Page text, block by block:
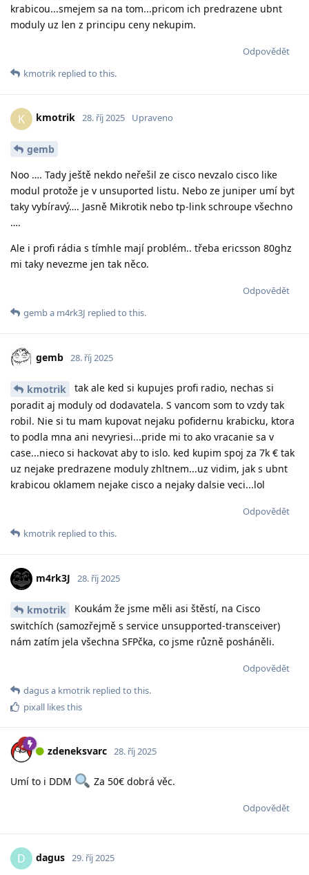
krabicou...smejem sa na tom...pricom ich predrazene ubnt
moduly uz len z principu ceny nekupim.
Odpovědět
kmotrik replied to this.
K kmotrik 28. říj 2025 Upraveno
gemb
Noo …. Tady ještě nekdo neřešil ze cisco nevzalo cisco like
modul protože je v unsuported listu. Nebo ze juniper umí byt
taky vybíravý…. Jasně Mikrotik nebo tp-link schroupe všechno
….
Ale i profi rádia s tímhle mají problém.. třeba ericsson 80ghz
mi taky nevezme jen tak něco.
Odpovědět
gemba m4rk3J replied to this.
gemb 28. říj 2025
kmotrik
tak ale ked si kupujes profi radio, nechas si
poradit aj moduly od dodavatela. S vancom som to vzdy tak
robil. Nie si tu mam kupovat nejaku pofidernu krabicku, ktora
to podla mna ani nevyriesi...pride mi to ako vracanie sa v
case...nieco si hackovat aby to islo. ked kupim spoj za 7k € tak
uz nejake predrazene moduly zhltnem...uz vidim, jak s ubnt
krabicou oklamem nejake cisco a nejaky dalsie veci...lol
Odpovědět
kmotrik replied to this.
m4rk3J 28. říj 2025
kmotrik
Koukám že jsme měli asi štěstí, na Cisco
switchích (samozřejmě s service unsupported-transceiver)
nám zatím jela všechna SFPčka, co jsme různě posháněli.
Odpovědět
dagusa kmotrik replied to this.
pixall likes this
zdeneksvarc 28. říj 2025
Umí to i DDM Za 50€ dobrá věc.
Odpovědět
D dagus 29. říj 2025